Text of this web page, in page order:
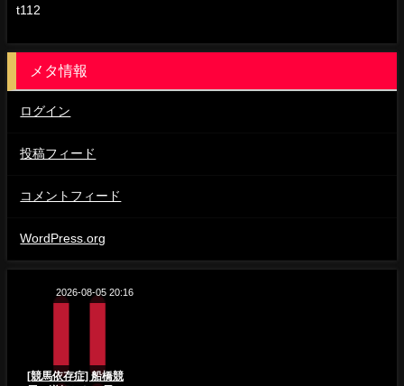
t112
メタ情報
ログイン
投稿フィード
コメントフィード
WordPress.org
[競馬依存症] 船橋競
2026-08-05 20:16